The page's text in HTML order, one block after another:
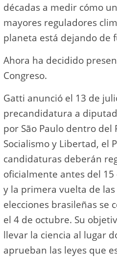
décadas a medir cómo
mayores reguladores
planeta está dejando de
Ahora ha decidido
Congreso.
Gatti anunció el 13 de
precandidatura a
por São Paulo dentro del
Socialismo y Libertad, el
candidaturas deberán
oficialmente antes del 15
y la primera vuelta de las
elecciones brasileñas se
el 4 de octubre. Su
llevar la ciencia al lugar
aprueban las leyes que